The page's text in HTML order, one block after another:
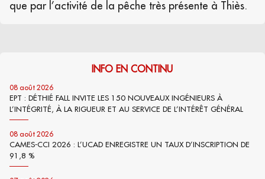
que par l’activité de la pêche très présente à Thiès.
INFO EN CONTINU
08 août 2026
EPT : DÉTHIÉ FALL INVITE LES 150 NOUVEAUX INGÉNIEURS À
L’INTÉGRITÉ, À LA RIGUEUR ET AU SERVICE DE L’INTÉRÊT GÉNÉRAL
08 août 2026
CAMES-CCI 2026 : L’UCAD ENREGISTRE UN TAUX D’INSCRIPTION DE
91,8 %